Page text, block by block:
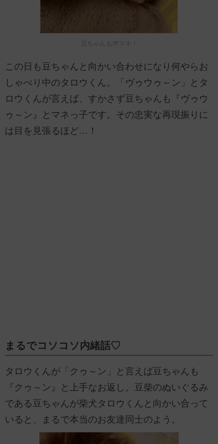
豆ちゃんも声マネ！
この日も豆ちゃんと向かい合わせになり何やらお
しゃべり中のタロウくん。「ヴゥウゥ～ン」とタ
ロウくんが言えば、すかさず豆ちゃんも『ヴゥウ
ゥ～ン』とマネっ子です。その忠実な再現振りに
は目を見張るほど…！
まるでコソコソ内緒話♡
タロウくんが「クゥ～ン」と言えば豆ちゃんも
『クゥ～ン』と上手なお返し。豆柴のぬいぐるみ
である豆ちゃんが柴犬タロウくんと向かい合って
いると、まるで本当のお友達同士のよう。